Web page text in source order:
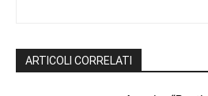
ARTICOLI CORRELATI